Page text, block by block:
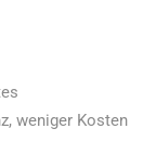
weniger Kosten